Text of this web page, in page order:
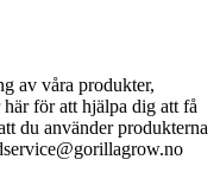
av våra produkter,
för att hjälpa dig att få
du använder produkterna